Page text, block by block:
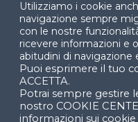
© 2024 Copyright ©
di Ingegneria Gestionale
Utilizziamo i cookie
navigazione sempre
con le nostre
ricevere informazioni e
abitudini di navigazione
Puoi esprimere il tuo
ACCETTA.
Potrai sempre gestire
nostro COOKIE
informazioni sui